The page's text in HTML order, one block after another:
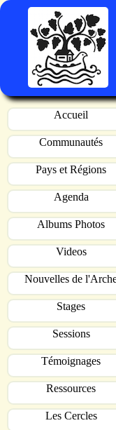
Accueil
Communautés
Pays et Régions
Agenda
Albums Photos
Videos
Nouvelles de
Stages
Sessions
Témoignages
Ressources
Les Cercles